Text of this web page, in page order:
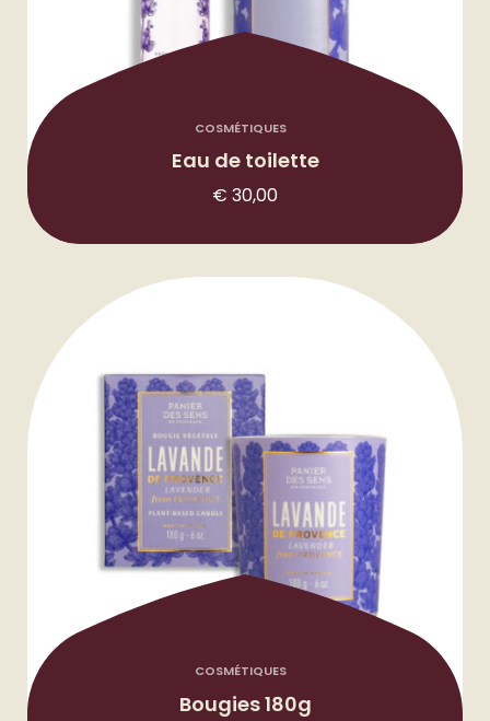
COSMÉTIQUES
Eau de toilette
€ 30,00
COSMÉTIQUES
Bougies 180g